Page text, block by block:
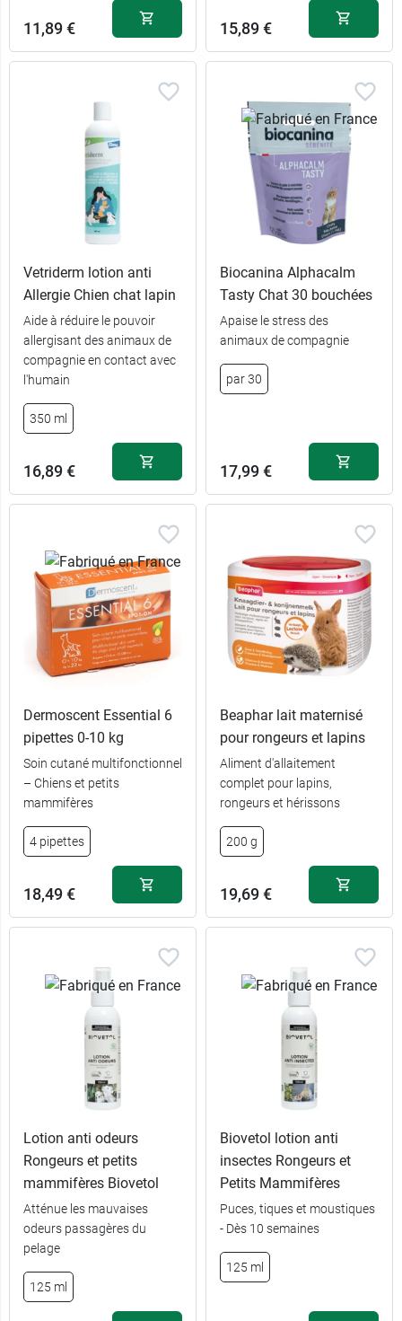
11,89 € 15,89 €
Vetriderm lotion anti
Allergie Chien chat lapin
Aide à réduire le pouvoir
allergisant des animaux de
compagnie en contact avec
l'humain
350 ml
16,89 €
Biocanina Alphacalm
Tasty Chat 30 bouchées
Apaise le stress des
animaux de compagnie
par 30
17,99 €
Dermoscent Essential 6
pipettes 0-10 kg
Soin cutané multifonctionnel
– Chiens et petits
mammifères
4 pipettes
18,49 €
Beaphar lait maternisé
pour rongeurs et lapins
Aliment d'allaitement
complet pour lapins,
rongeurs et hérissons
200 g
19,69 €
Lotion anti odeurs
Rongeurs et petits
mammifères Biovetol
Atténue les mauvaises
odeurs passagères du
pelage
125 ml
Biovetol lotion anti
insectes Rongeurs et
Petits Mammifères
Puces, tiques et moustiques
- Dès 10 semaines
125 ml